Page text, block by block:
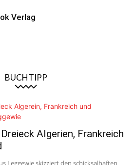
Verlag
BUCHTIPP
Algerien, Frankreich
Leggewie skizziert den schicksalhaften